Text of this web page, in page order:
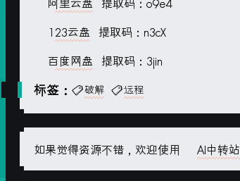
123云盘 提取码：n3cX
百度网盘 提取码：3jin
标签： 破解 远程
如果觉得资源不错，欢迎使用 AI中转站